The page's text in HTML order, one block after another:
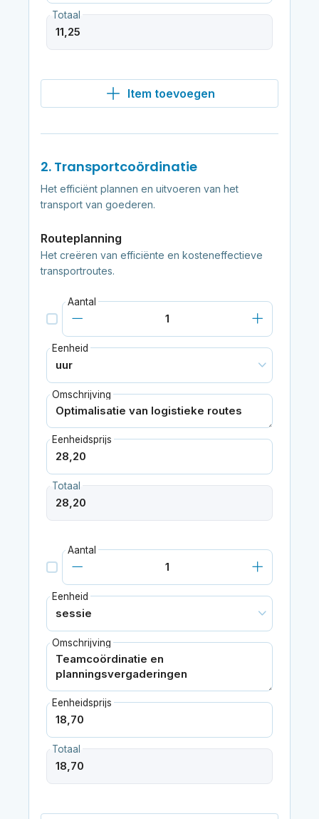
Totaal
Item toevoegen
2. Transportcoördinatie
Het efficiënt plannen en uitvoeren van het
transport van goederen.
Routeplanning
Het creëren van efficiënte en kosteneffectieve
transportroutes.
Aantal
Eenheid
Omschrijving
Eenheidsprijs
Totaal
Aantal
Eenheid
Omschrijving
Eenheidsprijs
Totaal